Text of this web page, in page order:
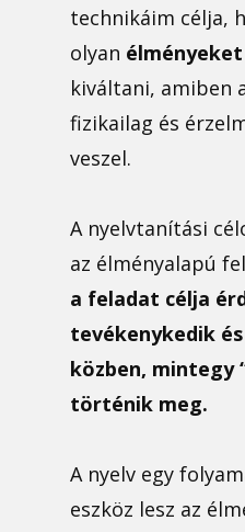
technikáim célja,
olyan élményeket
kiváltani, amiben
fizikailag és
veszel.
A nyelvtanítási
az élményalapú
a feladat célja
tevékenykedik
közben, mintegy
történik meg.
A nyelv egy
eszköz lesz az